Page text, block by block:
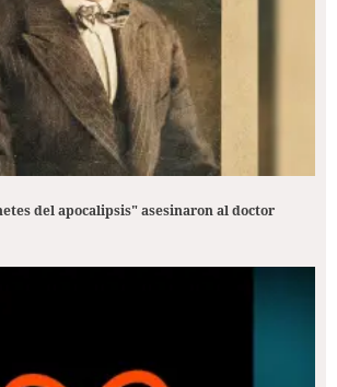
del apocalipsis" asesinaron al doctor